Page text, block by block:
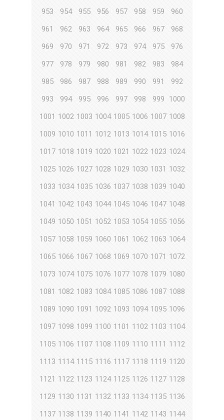
953
954 955 956 957 958 959
960
961
962 963 964 965 966 967
968
969
970 971 972 973 974 975
976
977
978 979 980 981 982 983
984
985
986 987 988 989 990 991
992
993
994 995 996 997 998 999
1000
1001 1002 1003 1004 1005 1006 1007 1008
1009 1010 1011 1012 1013 1014 1015 1016
1017 1018 1019 1020 1021 1022 1023 1024
1025 1026 1027 1028 1029 1030 1031 1032
1033 1034 1035 1036 1037 1038 1039 1040
1041 1042 1043 1044 1045 1046 1047 1048
1049 1050 1051 1052 1053 1054 1055 1056
1057 1058 1059 1060 1061 1062 1063 1064
1065 1066 1067 1068 1069 1070 1071 1072
1073 1074 1075 1076 1077 1078 1079 1080
1081 1082 1083 1084 1085 1086 1087 1088
1089 1090 1091 1092 1093 1094 1095 1096
1097 1098 1099 1100 1101 1102 1103 1104
1105 1106 1107 1108 1109 1110 1111 1112
1113 1114 1115 1116 1117 1118 1119 1120
1121 1122 1123 1124 1125 1126 1127 1128
1129 1130 1131 1132 1133 1134 1135 1136
1137 1138 1139 1140 1141 1142 1143 1144